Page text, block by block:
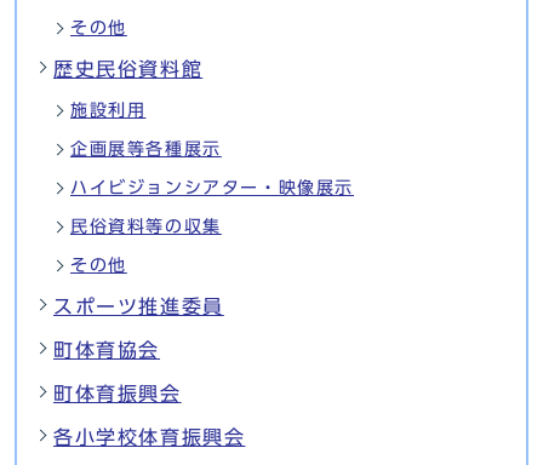
その他
歴史民俗資料館
施設利用
企画展等各種展示
ハイビジョンシアター・映像展示
民俗資料等の収集
その他
スポーツ推進委員
町体育協会
町体育振興会
各小学校体育振興会